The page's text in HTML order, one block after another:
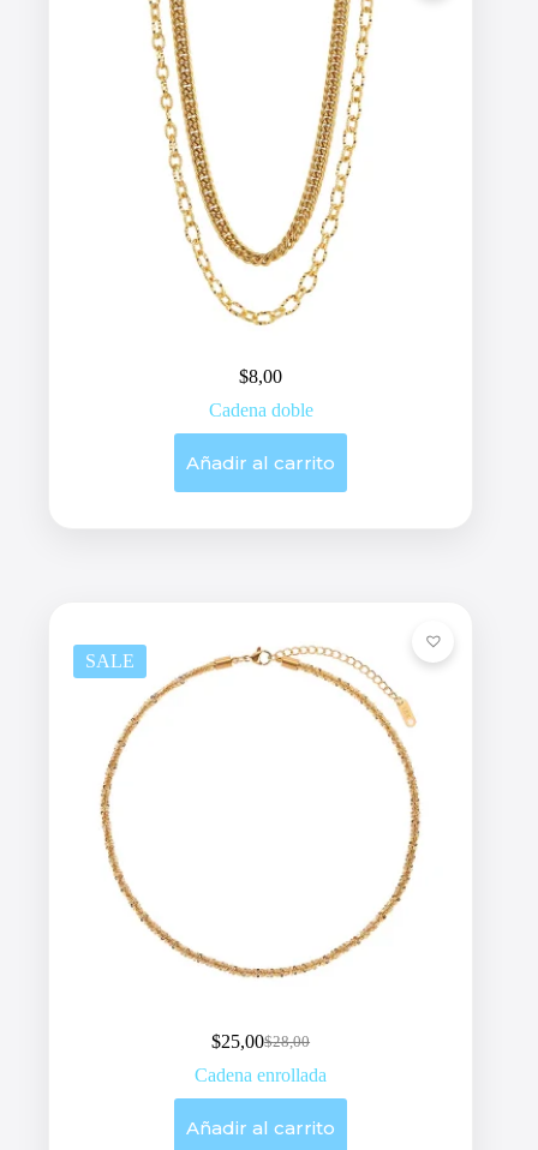
$8,00
Cadena doble
Añadir al carrito
SALE
$28,00
Original
price
was:
$25,00Current
price
is:
Cadena enrollada
Añadir al carrito